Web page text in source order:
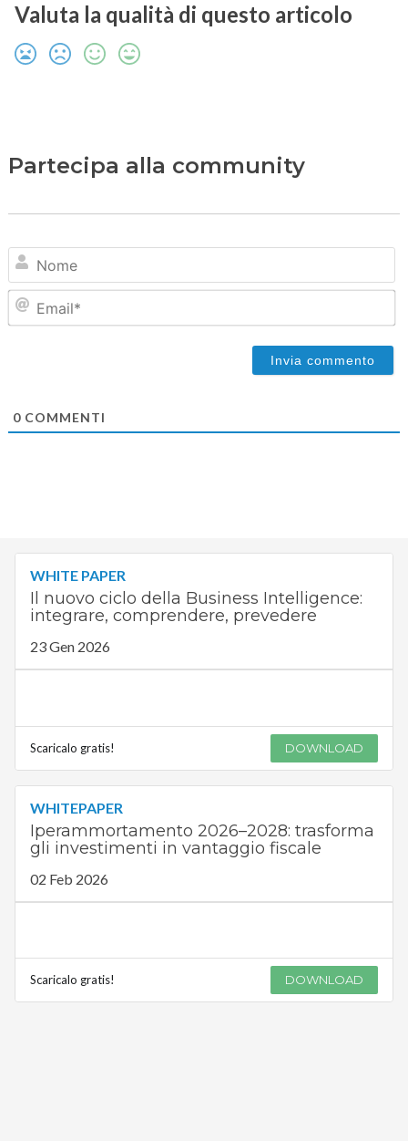
Valuta la qualità di questo articolo
Partecipa alla community
0COMMENTI
WHITE PAPER
Il nuovo ciclo della Business Intelligence:
integrare, comprendere, prevedere
23 Gen 2026
Scaricalo gratis! DOWNLOAD
WHITEPAPER
Iperammortamento 2026–2028: trasforma
gli investimenti in vantaggio fiscale
02 Feb 2026
Scaricalo gratis! DOWNLOAD